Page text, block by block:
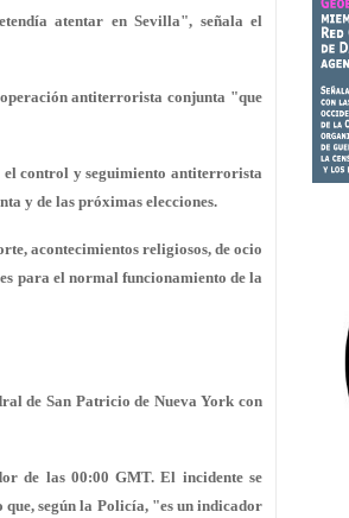
atentar en Sevilla", señala el
antiterrorista conjunta "que
control y seguimiento antiterrorista
y de las próximas elecciones.
acontecimientos religiosos, de ocio
para el normal funcionamiento de la
de San Patricio de Nueva York con
de las 00:00 GMT. El incidente se
según la Policía, "es un indicador